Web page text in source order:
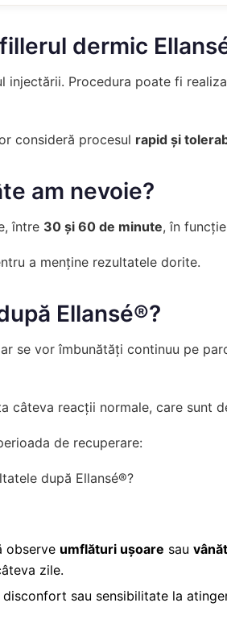
dermic
injectării. Procedura poate fi
consideră procesul rapid și
am nevoie?
între 30 și 60 de minute, în
a menține rezultatele dorite.
Ellansé®?
se vor îmbunătăți continuu pe
câteva reacții normale, care sunt
de recuperare:
observe umflături ușoare sau
zile.
sau sensibilitate la